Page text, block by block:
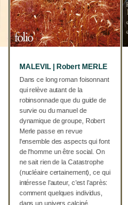
MALEVIL | Robert MERLE
Dans ce long roman foisonnant
qui relève autant de la
robinsonnade que du guide de
survie ou du manuel de
dynamique de groupe, Robert
Merle passe en revue
l'ensemble des aspects qui font
de l'homme un être social. On
ne sait rien de la Catastrophe
(nucléaire certainement), ce qui
intéresse l’auteur, c’est l’après:
comment quelques individus,
dans un univers calciné,